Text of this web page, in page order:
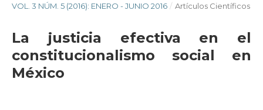
VOL. 3 NÚM. 5 (2016): ENERO - JUNIO 2016 / Artículos Científicos
La justicia efectiva en el
constitucionalismo social en
México